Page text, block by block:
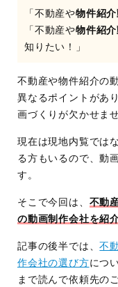
「不動産や物件紹
「不動産や物件紹
知りたい！」
不動産や物件紹介の
異なるポイントがあ
画づくりが欠かせませ
現在は現地内覧では
る方もいるので、動
す。
そこで今回は、 不動
の動画制作会社を紹
記事の後半では、不
作会社の選び方につ
まで読んで依頼先の